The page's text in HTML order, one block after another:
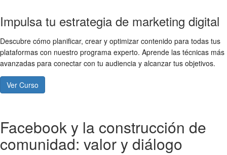
Impulsa tu estrategia de marketing digital
Descubre cómo planificar, crear y optimizar contenido para todas tus
plataformas con nuestro programa experto. Aprende las técnicas más
avanzadas para conectar con tu audiencia y alcanzar tus objetivos.
Ver Curso
Facebook y la construcción de
comunidad: valor y diálogo